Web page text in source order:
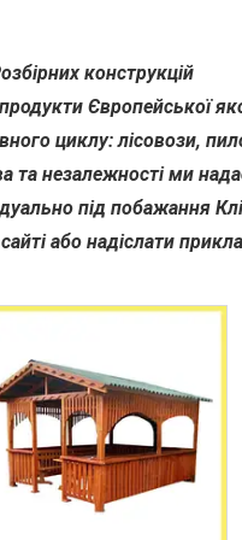
конструкцій
Європейської
циклу: лісовози,
незалежності ми
під побажання
або надіслати